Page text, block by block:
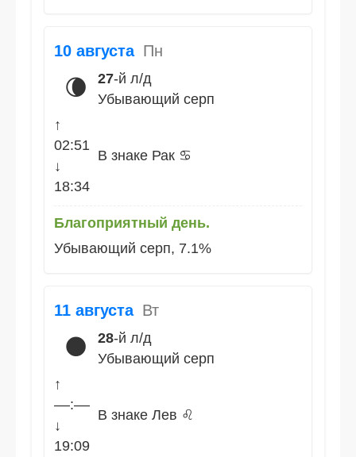
10 августа Пн
🌘 27-й л/д
Убывающий серп
↑
02:51
↓
18:34
В знаке Рак ♋
Благоприятный день.
Убывающий серп, 7.1%
11 августа Вт
🌑 28-й л/д
Убывающий серп
↑
––:––
↓
19:09
В знаке Лев ♌